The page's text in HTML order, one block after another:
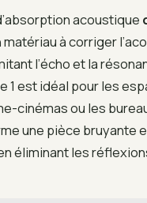
acoustique
matériau à corriger
l’écho et la
1 est idéal pour les
cinémas ou les
une pièce bruyante
éliminant les